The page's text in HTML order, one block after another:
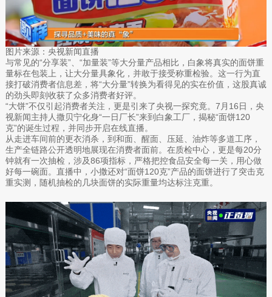
图片来源：央视新闻直播
与常见的“分享装”、“加量装”等大分量产品相比，白象将真实的面饼重
量标在包装上，让大分量具象化，并敢于接受称重检验。这一行为直
接打破消费者信息差，将“大分量”转换为看得见的实在价值，这股真诚
的劲头即刻收获了众多消费者好评。
“大饼”不仅引起消费者关注，更是引来了央视一探究竟。7月16日，央
视新闻主持人撒贝宁化身“一日厂长”来到白象工厂，揭秘“面饼120
克”的诞生过程，并同步开启在线直播。
从走进车间前的更衣消杀，到和面、醒面、压延、油炸等多道工序，
生产全链路公开透明地展现在消费者面前。在质检中心，更是每20分
钟就有一次抽检，涉及86项指标，严格把控食品安全每一关，用心做
好每一碗面。直播中，小撒还对“面饼120克”产品的面饼进行了突击克
重实测，随机抽检的几块面饼的实际重量均达标注克重。